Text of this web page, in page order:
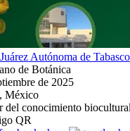
Autónoma de Tabasco
de Botánica
de 2025
México
del conocimiento
QR